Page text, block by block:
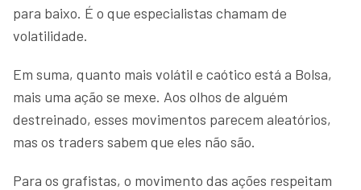
para baixo. É o que especialistas chamam de
volatilidade.
Em suma, quanto mais volátil e caótico está a Bolsa,
mais uma ação se mexe. Aos olhos de alguém
destreinado, esses movimentos parecem aleatórios,
mas os traders sabem que eles não são.
Para os grafistas, o movimento das ações respeitam